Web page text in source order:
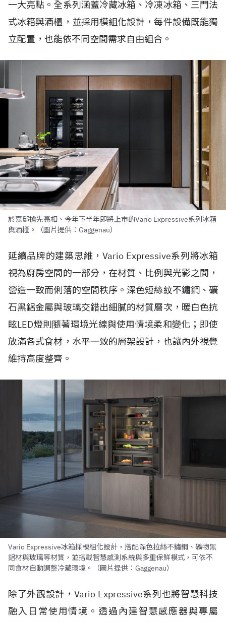
一大亮點。全系列涵蓋冷藏冰箱、冷凍冰箱、三門法
式冰箱與酒櫃，並採用模組化設計，每件設備既能獨
立配置，也能依不同空間需求自由組合。
於嘉邸搶先亮相、今年下半年即將上市的Vario Expressive系列冰箱
與酒櫃。（圖片提供：Gaggenau）
延續品牌的建築思維，Vario Expressive系列將冰箱
視為廚房空間的一部分，在材質、比例與光影之間，
營造一致而俐落的空間秩序。深色短絲紋不鏽鋼、礦
石黑鋁金屬與玻璃交錯出細膩的材質層次，暖白色抗
眩LED燈則隨著環境光線與使用情境柔和變化；即使
放滿各式食材，水平一致的層架設計，也讓內外視覺
維持高度整齊。
Vario Expressive冰箱採模組化設計，搭配深色拉絲不鏽鋼、礦物黑
鋁材與玻璃等材質，並搭載智慧感測系統與多重保鮮模式，可依不
同食材自動調整冷藏環境。（圖片提供：Gaggenau）
除了外觀設計，Vario Expressive系列也將智慧科技
融入日常使用情境。透過內建智慧感應器與專屬